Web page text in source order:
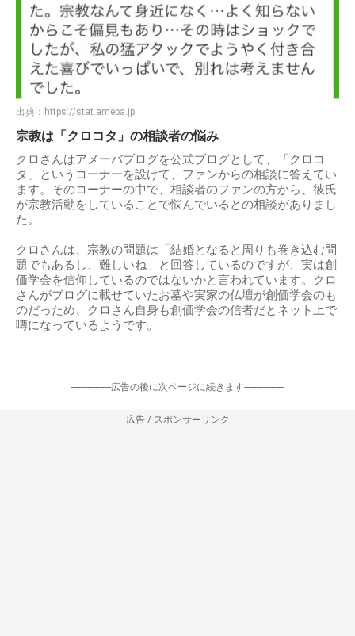
出典： https://stat.ameba.jp
宗教は「クロコタ」の相談者の悩み
クロさんはアメーバブログを公式ブログとして、「クロコ
タ」というコーナーを設けて、ファンからの相談に答えてい
ます。そのコーナーの中で、相談者のファンの方から、彼氏
が宗教活動をしていることで悩んでいるとの相談がありまし
た。
クロさんは、宗教の問題は「結婚となると周りも巻き込む問
題でもあるし、難しいね」と回答しているのですが、実は創
価学会を信仰しているのではないかと言われています。クロ
さんがブログに載せていたお墓や実家の仏壇が創価学会のも
のだっため、クロさん自身も創価学会の信者だとネット上で
噂になっているようです。
-----------------広告の後に次ページに続きます-----------------
広告 / スポンサーリンク